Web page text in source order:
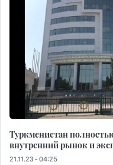
Туркменистан
внутренний рынок и
21.11.23 - 04:25